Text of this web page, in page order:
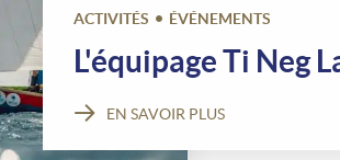
ACTIVITÉS ÉVÉNEMENTS
L'équipage Ti Neg
EN SAVOIR PLUS